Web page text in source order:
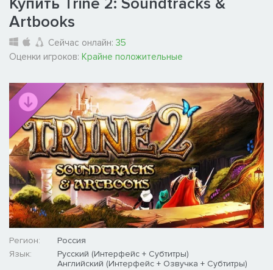
Artbooks
Сейчас онлайн: 35
Оценки игроков: Крайне положительные
Регион:
Россия
Язык:
Русский (Интерфейс + Субтитры)
Английский (Интерфейс + Озвучка + Субтитры)